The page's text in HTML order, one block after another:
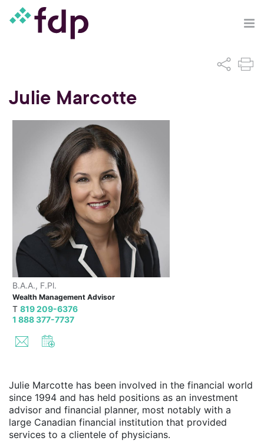
Julie Marcotte
B.A.A., F.Pl.
Wealth Management Advisor
T 819 209-6376
1 888 377-7737
Julie Marcotte has been involved in the financial world
since 1994 and has held positions as an investment
advisor and financial planner, most notably with a
large Canadian financial institution that provided
services to a clientele of physicians.